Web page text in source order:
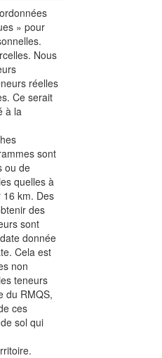
» pour
Nous
réelles
Ce serait
à la
sont
ou de
quelles à
16 km. Des
des
sont
donnée
Cela est
non
teneurs
du RMQS,
ces
sol qui